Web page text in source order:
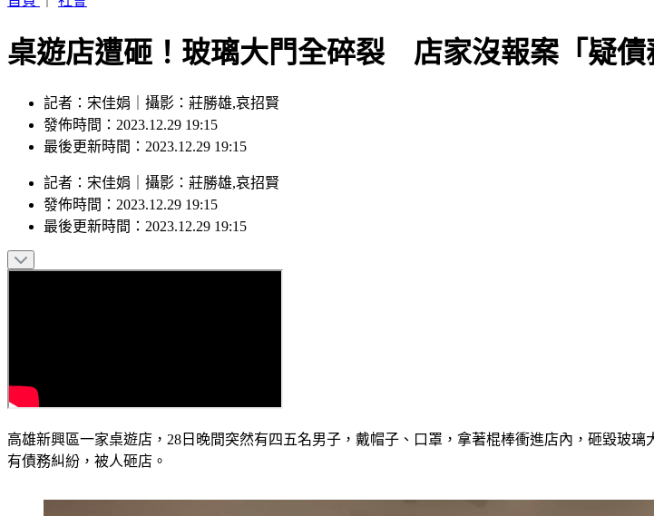
桌遊店遭砸！玻璃大門全碎裂 店家沒報案「疑債
記者：宋佳娟｜攝影：莊勝雄,哀招賢
發佈時間：2023.12.29 19:15
最後更新時間：2023.12.29 19:15
記者 ： 宋佳娟 攝影 ： 莊勝雄,哀招賢
發佈時間： 2023.12.29 19:15
最後更新時間： 2023.12.29 19:15
高雄新興區一家桌遊店，28日晚間突然有四五名男子，戴帽子、口罩，拿著棍棒衝進店內，砸毀玻
有債務糾紛，被人砸店。